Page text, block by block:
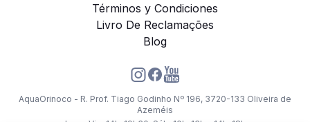
Términos y Condiciones
Livro De Reclamações
Blog
AquaOrinoco - R. Prof. Tiago Godinho Nº 196, 3720-133 Oliveira de
Azeméis